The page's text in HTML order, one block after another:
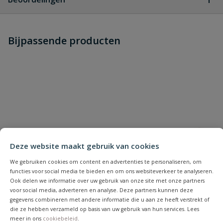
Deze website maakt gebruik van cookies
We gebruiken cookies om content en advertenties te personaliseren, om
functies voor social media te bieden en om ons websiteverkeer te analyseren.
Ook delen we informatie over uw gebruik van onze site met onze partners
voor social media, adverteren en analyse. Deze partners kunnen deze
gegevens combineren met andere informatie die u aan ze heeft verstrekt of
die ze hebben verzameld op basis van uw gebruik van hun services. Lees
meer in ons cookiebeleid.
dit product?
Schrijf zelf een beoordeling
Naam
Samenvatting
Bijpassende producten